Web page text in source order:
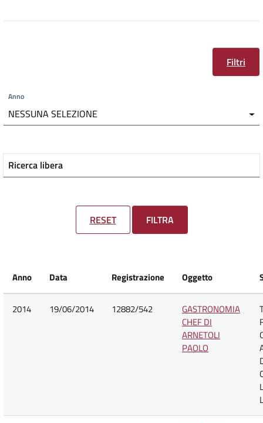
Filtri
Anno
NESSUNA SELEZIONE
Ricerca libera
RESET FILTRA
Anno Data Registrazione Oggetto
2014 19/06/2014 12882/542
GASTRONOMIA
CHEF DI
ARNETOLI
PAOLO